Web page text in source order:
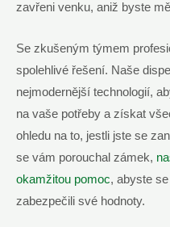
zavřeni ⁤venku, aniž byste
Se zkušeným týmem
⁢spolehlivé řešení.‍ Naše
⁤nejmodernější‍ technologií,
na vaše potřeby⁤ a⁣ získat
ohledu na to, jestli jste​ se
se vám porouchal zámek,
okamžitou pomoc, ⁣abyste
zabezpečili ⁣své hodnoty.